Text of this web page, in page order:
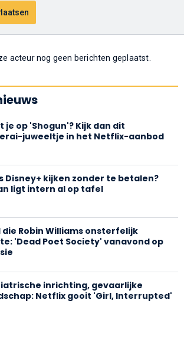
acteur nog geen berichten geplaatst.
je op 'Shogun'? Kijk dan dit
juweeltje in het Netflix-aanbod
Disney+ kijken zonder te betalen?
ligt intern al op tafel
die Robin Williams onsterfelijk
'Dead Poet Society' vanavond op
inrichting, gevaarlijke
Netflix gooit 'Girl, Interrupted'